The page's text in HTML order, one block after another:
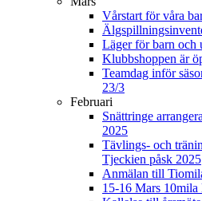
Vårstart för våra
Läger för barn och
Klubbshoppen är
Teamdag inför
23/3
Februari
Snättringe
2025
Tävlings- och
Tjeckien påsk 2025
Anmälan till
15-16 Mars 10mila